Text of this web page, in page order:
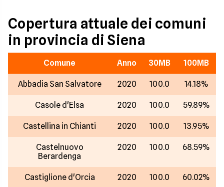
Copertura attuale dei comuni
in provincia di Siena
Comune Anno 30MB 100MB
Abbadia San Salvatore 2020 100.0 14.18%
Casole d'Elsa 2020 100.0 59.89%
Castellina in Chianti 2020 100.0 13.95%
Castelnuovo
Berardenga
2020 100.0 68.59%
Castiglione d'Orcia 2020 100.0 60.02%